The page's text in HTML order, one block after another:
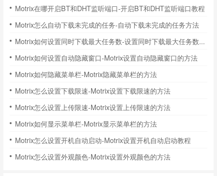
Motrix在哪开启BT和DHT监听端口-开启BT和DHT监听端口教程
Motrix怎么自动下载未完成的任务-自动下载未完成的任务方法
Motrix如何设置同时下载最大任务数-设置同时下载最大任务数的方法
Motrix如何设置自动隐藏窗口-Motrix设置自动隐藏窗口的方法
Motrix如何隐藏菜单栏-Motrix隐藏菜单栏的方法
Motrix怎么设置下载限速-Motrix设置下载限速的方法
Motrix怎么设置上传限速-Motrix设置上传限速的方法
Motrix如何显示菜单栏-Motrix显示菜单栏的方法
Motrix怎么设置开机自动启动-Motrix设置开机自动启动教程
Motrix怎么设置外观颜色-Motrix设置外观颜色的方法